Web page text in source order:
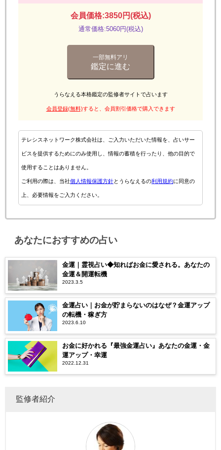
会員価格:3850円(税込)
通常価格:5060円(税込)
一部無料アリ
鑑定に進む
うらなえる本格鑑定の監修者サイトで占います
会員登録(無料)すると、会員割引価格で購入できます
テレシスネットワーク株式会社は、ご入力いただいた情報を、占いサー
ビスを提供するためにのみ使用し、情報の蓄積を行ったり、他の目的で
使用することはありません。
ご利用の際は、当社個人情報保護方針とうらなえるの利用規約に同意の
上、必要情報をご入力ください。
あなたにおすすめの占い
金運｜霊視占い◆知ればお金に愛される。あなたの
金運＆開運転機
2023.3.5
金運占い｜お金が貯まらないのはなぜ？金運アップ
の転機・稼ぎ方
2023.6.10
お金に好かれる『最強金運占い』あなたの金運・金
運アップ・幸運
2022.12.31
監修者紹介